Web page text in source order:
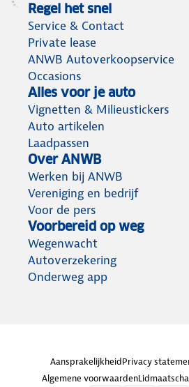
Regel het snel
Service & Contact
Private lease
ANWB Autoverkoopservice
Occasions
Alles voor je auto
Vignetten & Milieustickers
Auto artikelen
Laadpassen
Over ANWB
Werken bij ANWB
Vereniging en bedrijf
Voor de pers
Voorbereid op weg
Wegenwacht
Autoverzekering
Onderweg app
AansprakelijkheidPrivacy
Algemene voorwaarden